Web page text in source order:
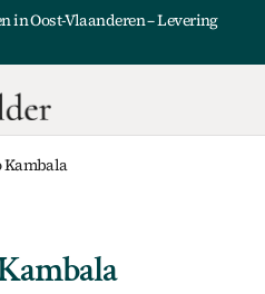
in Oost-Vlaanderen – Levering
Kambala